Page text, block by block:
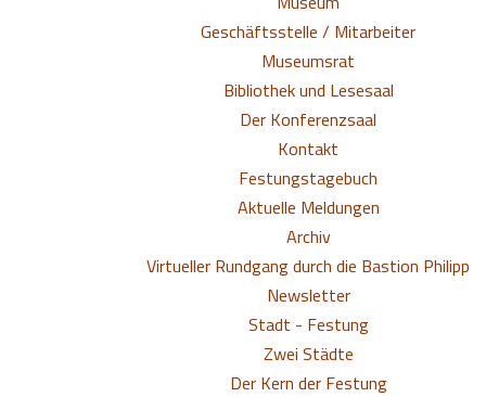
Geschäftsstelle / Mitarbeiter
Museumsrat
Bibliothek und Lesesaal
Der Konferenzsaal
Kontakt
Festungstagebuch
Aktuelle Meldungen
Archiv
Virtueller Rundgang durch die Bastion Philipp
Newsletter
Stadt - Festung
Zwei Städte
Der Kern der Festung